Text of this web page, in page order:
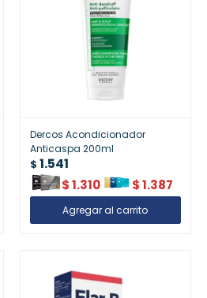
Dercos Acondicionador
Anticaspa 200ml
$ 1.541
$1.310 $1.387